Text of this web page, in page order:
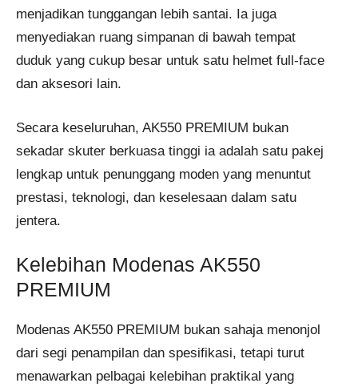
menjadikan tunggangan lebih santai. Ia juga
menyediakan ruang simpanan di bawah tempat
duduk yang cukup besar untuk satu helmet full-face
dan aksesori lain.
Secara keseluruhan, AK550 PREMIUM bukan
sekadar skuter berkuasa tinggi ia adalah satu pakej
lengkap untuk penunggang moden yang menuntut
prestasi, teknologi, dan keselesaan dalam satu
jentera.
Kelebihan Modenas AK550
PREMIUM
Modenas AK550 PREMIUM bukan sahaja menonjol
dari segi penampilan dan spesifikasi, tetapi turut
menawarkan pelbagai kelebihan praktikal yang